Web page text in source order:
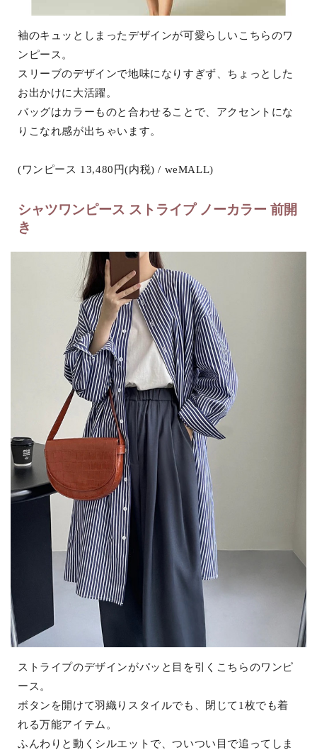
袖のキュッとしまったデザインが可愛らしいこちらのワ
ンピース。
スリーブのデザインで地味になりすぎず、ちょっとした
お出かけに大活躍。
バッグはカラーものと合わせることで、アクセントにな
りこなれ感が出ちゃいます。
(ワンピース 13,480円(内税) / weMALL)
シャツワンピース ストライプ ノーカラー 前開
き
ストライプのデザインがパッと目を引くこちらのワンピ
ース。
ボタンを開けて羽織りスタイルでも、閉じて1枚でも着
れる万能アイテム。
ふんわりと動くシルエットで、ついつい目で追ってしま